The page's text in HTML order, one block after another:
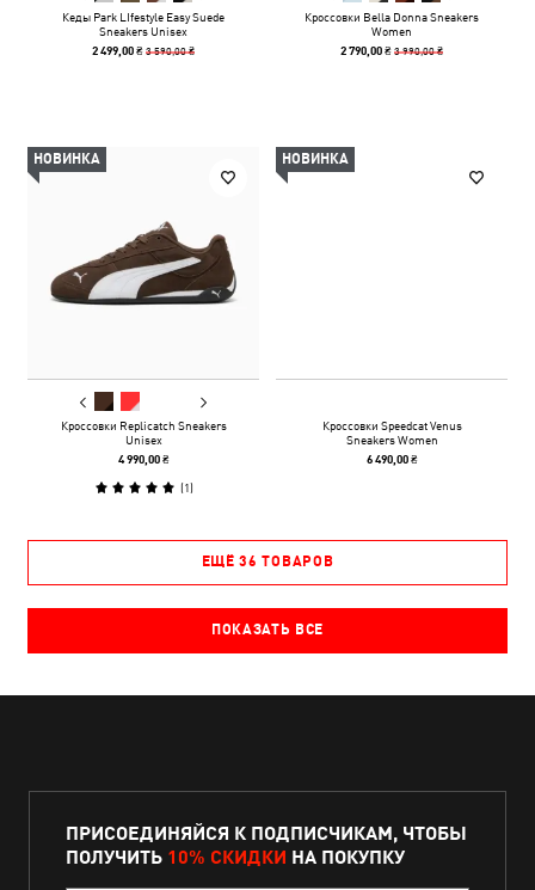
Кеды Park LIfestyle Easy Suede
Sneakers Unisex
2 499,00 ₴3 590,00 ₴
Кроссовки Bella Donna Sneakers
Women
2 790,00 ₴3 990,00 ₴
НОВИНКА
Кроссовки Replicatch Sneakers
Unisex
4 990,00 ₴
(1)
НОВИНКА
Кроссовки Speedcat Venus
Sneakers Women
6 490,00 ₴
ЕЩЁ 36 ТОВАРОВ
ПОКАЗАТЬ ВСЕ
ПРИСОЕДИНЯЙСЯ К ПОДПИСЧИКАМ, ЧТОБЫ
ПОЛУЧИТЬ 10% СКИДКИ НА ПОКУПКУ